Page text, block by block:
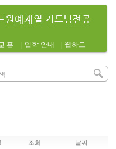
홈 입학 안내 웹하드
조회 날짜